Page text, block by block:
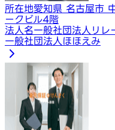
所在地愛知県 名古屋市
ークビル4階
法人名一般社団法人リレ
一般社団法人ほほえみ